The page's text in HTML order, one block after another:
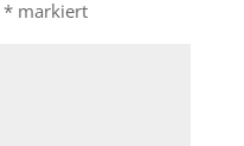
*markiert